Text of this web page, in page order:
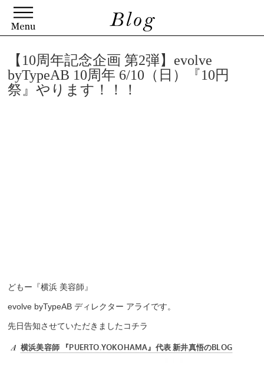
【10周年記念企画 第2弾】evolve
byTypeAB 10周年 6/10（日）『10円
祭』やります！！！
どもー『横浜 美容師』
evolve byTypeAB ディレクター アライです。
先日告知させていただきましたコチラ